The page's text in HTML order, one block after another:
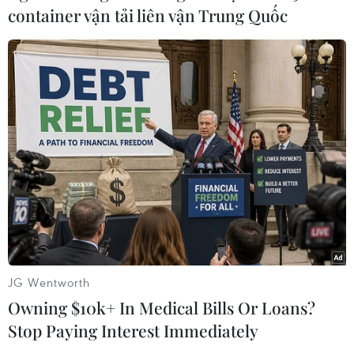
#Mỹ
#Viện trợ quân sự
PODCAST MỚI NHẤT
Miền Bắc giảm mưa từ
Mỹ can thiệp khẩn cấp,
container vận tải liên vận Trung Quốc
JG Wentworth
Owning $10k+ In Medical Bills Or Loans?
Stop Paying Interest Immediately